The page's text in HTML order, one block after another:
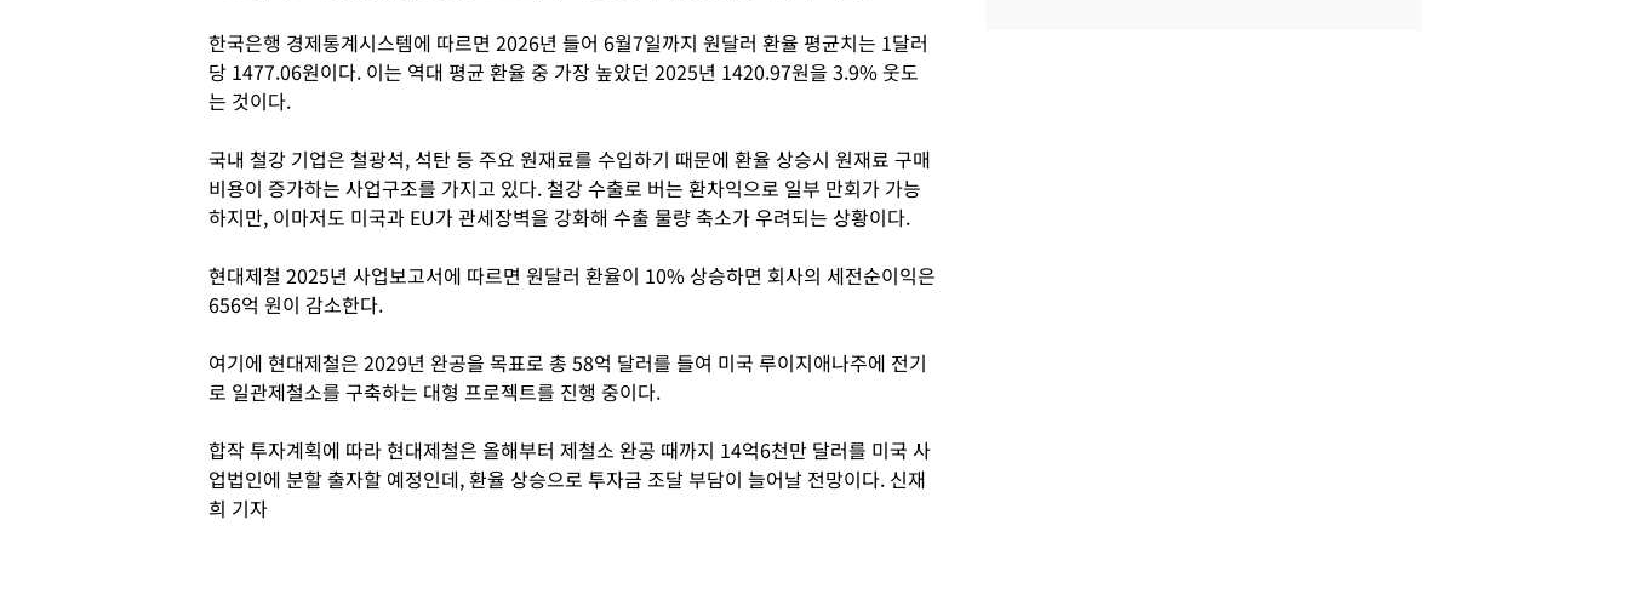
한국은행 경제통계시스템에 따르면 2026년 들어 6월7일까지 원달러 환율 평균치는 1달러
당 1477.06원이다. 이는 역대 평균 환율 중 가장 높았던 2025년 1420.97원을 3.9% 웃도
는 것이다.
국내 철강 기업은 철광석, 석탄 등 주요 원재료를 수입하기 때문에 환율 상승시 원재료 구매
비용이 증가하는 사업구조를 가지고 있다. 철강 수출로 버는 환차익으로 일부 만회가 가능
하지만, 이마저도 미국과 EU가 관세장벽을 강화해 수출 물량 축소가 우려되는 상황이다.
현대제철 2025년 사업보고서에 따르면 원달러 환율이 10% 상승하면 회사의 세전순이익은
656억 원이 감소한다.
여기에 현대제철은 2029년 완공을 목표로 총 58억 달러를 들여 미국 루이지애나주에 전기
로 일관제철소를 구축하는 대형 프로젝트를 진행 중이다.
합작 투자계획에 따라 현대제철은 올해부터 제철소 완공 때까지 14억6천만 달러를 미국 사
업법인에 분할 출자할 예정인데, 환율 상승으로 투자금 조달 부담이 늘어날 전망이다. 신재
희 기자